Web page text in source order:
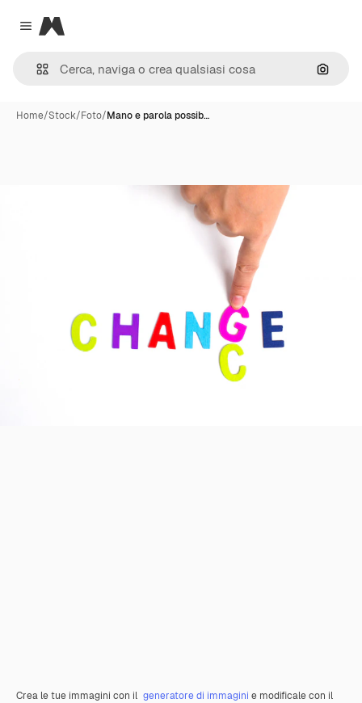
Close menu
Magnific
Cerca
Home/Stock/Foto/Mano e parola possib…
Crea le tue immagini con il generatore di immagini e modificale con il